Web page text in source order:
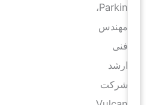
Parkin،
مهندس
فنی
ارشد
شرکت